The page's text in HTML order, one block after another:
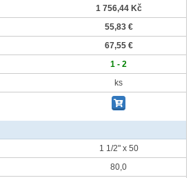
1 756,44 Kč
55,83 €
67,55 €
1 - 2
ks
1 1/2" x 50
80,0